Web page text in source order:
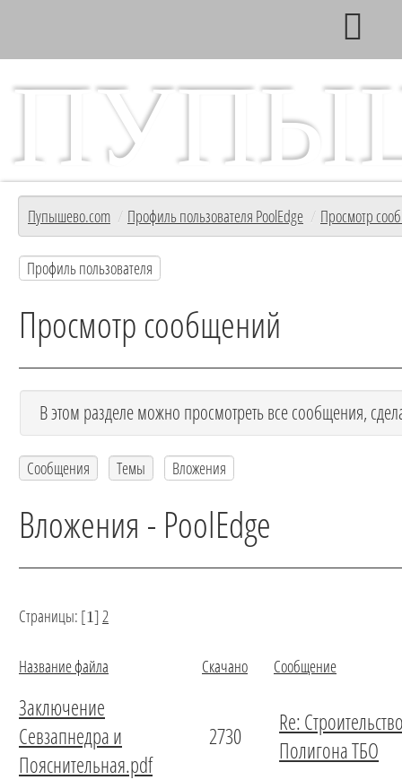
Главный информационный ресурс с/т Пупышево
Главная
Пупышево.com / Профиль пользователя PoolEdge / Просмотр
Профиль пользователя
Просмотр сообщений
В этом разделе можно просмотреть все сообщения,
Сообщения Темы Вложения
Вложения - PoolEdge
Страницы: [1] 2
Название файла Скачано Сообщение
Заключение
Севзапнедра и
Пояснительная.pdf
2730
Re:
Полигона ТБО